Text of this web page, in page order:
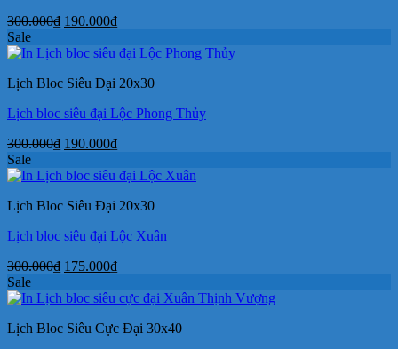
300.000₫ Giá
là:
190.000₫Giá
tại
190.000₫.
Sale
Lịch Bloc Siêu Đại 20x30
Lịch bloc siêu đại Lộc Phong Thủy
300.000₫ Giá
là:
190.000₫Giá
tại
190.000₫.
Sale
Lịch Bloc Siêu Đại 20x30
Lịch bloc siêu đại Lộc Xuân
300.000₫ Giá
là:
175.000₫Giá
tại
175.000₫.
Sale
Lịch Bloc Siêu Cực Đại 30x40